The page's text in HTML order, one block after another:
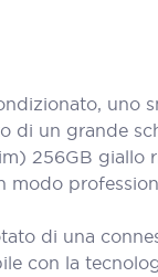
uno
un grande
256GB
modo
di una
con la